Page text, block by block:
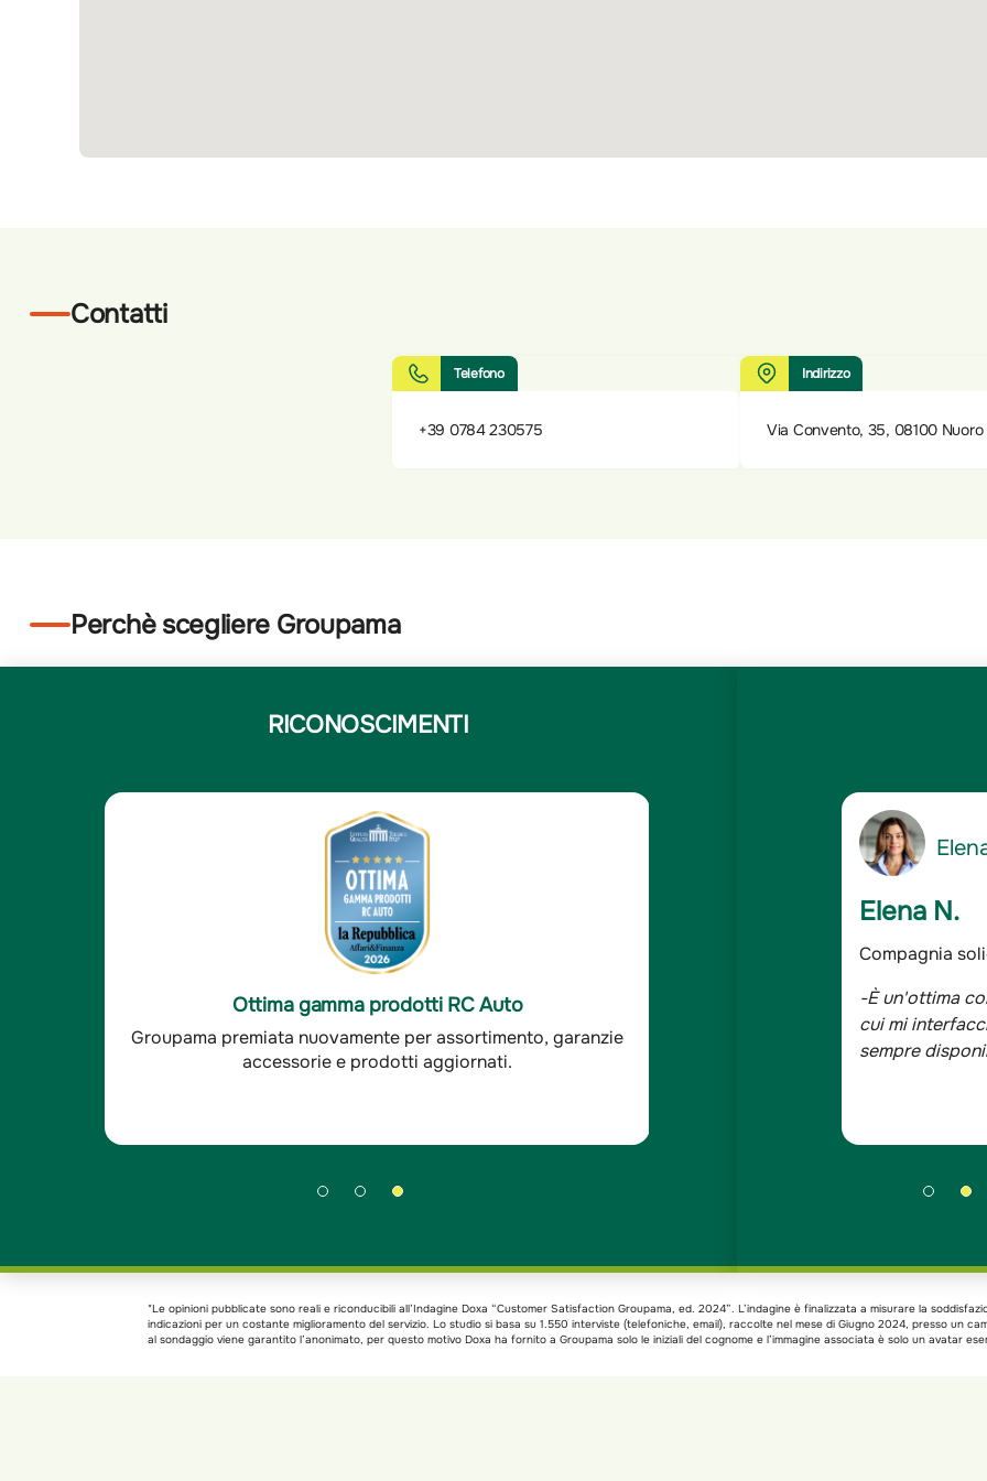
Contatti
Telefono
+39 0784 230575
Indirizzo
Via Convento, 35, 08100 Nuoro
Perchè scegliere Groupama
RICONOSCIMENTI
Ottima soddisfazione clienti RC Auto
Groupama è stata premiata per l'ottima soddisfazione dei
clienti RC auto.
Indagine Doxa*
Elena N.
Elena N.
Compagnia solida e affidabile
-È un'ottima compagnia, solida ed affidabile e le persone con
cui mi interfaccio sono assolutamente competenti, cortesi e
sempre disponibili. - Indagine Doxa*
Giancarlo
Assicurato da
-Sono
bene, tutta la
*Le opinioni pubblicate sono reali e riconducibili all’Indagine Doxa “Customer Satisfaction Groupama, ed. 2024”. L’indagine è finalizzata a misurare la
indicazioni per un costante miglioramento del servizio. Lo studio si basa su 1.550 interviste (telefoniche, email), raccolte nel mese di Giugno 2024, presso un
al sondaggio viene garantito l’anonimato, per questo motivo Doxa ha fornito a Groupama solo le iniziali del cognome e l’immagine associata è solo un avatar